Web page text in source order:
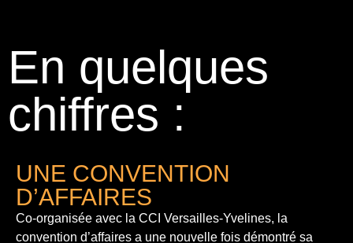
En quelques
chiffres :
UNE CONVENTION
D’AFFAIRES
Co-organisée avec la CCI Versailles-Yvelines, la
convention d’affaires a une nouvelle fois démontré sa